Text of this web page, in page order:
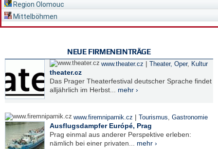
Region Olomouc
Mittelböhmen
NEUE FIRMENEINTRÄGE
www.theater.cz | Theater, Oper, Kultur
theater.cz
Das Prager Theaterfestival deutscher Sprache findet
alljährlich im Herbst... mehr ›
www.firemniparnik.cz | Tourismus, Gastronomie
Ausflugsdampfer Európé, Prag
Prag einmal aus anderer Perspektive erleben:
nämlich bei einer privaten... mehr ›